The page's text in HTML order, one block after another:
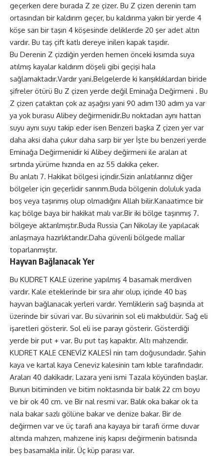
geçerken dere burada Z ze çizer. Bu Z çizen derenin tam
ortasından bir kaldırım geçer, bu kaldırıma yakın bir yerde 4
köşe sarı bir taşın 4 köşesinde deliklerde 20 şer adet altın
vardır. Bu taş çift katlı dereye inilen kapak taşıdır.
Bu Derenin Z çizdiğin yerden hemen önceki kısımda suya
atılmış kayalar kaldırım döşeli gibi geçişi hala
sağlamaktadır.Vardır yani.Belgelerde ki karışıklıklardan biride
şifreler ötürü Bu Z çizen yerde değil Eminağa Değirmeni . Bu
Z çizen çataktan çok az aşağısı yani 90 adım 130 adım ya var
ya yok burasu Alibey değirmenidir.Bu noktadan aynı hattan
suyu aynı suyu takip eder isen Benzeri başka Z çizen yer var
daha aksi daha çukur daha sarp bir yer İşte bu benzeri yerde
Eminağa Değirmenidir ki Alibey değirmeni ile araları at
sırtında yürüme hızında en az 55 dakika çeker.
Bu anlatı 7. Hakikat bölgesi içindir.Sizin anlatılarınız diğer
bölgeler için geçerlidir sanırım.Buda bölgenin doluluk yada
boş veya taşınmış olup olmadığını Allah bilir.Kanaatimce bir
kaç bölge baya bir hakikat malı var.Bir iki bölge taşınmış 7.
bölgeye aktarılmıştır.Buda Russia Çarı Nikolay ile yapılacak
anlaşmaya hazırlıktandır.Daha güvenli bölgede mallar
toparlanmıştır.
Hayvan Bağlanacak Yer
Bu KUDRET KALE üzerine yapılmış 4 basamak merdiven
vardır. Kale eteklerinde bir sıra ahır olup, içinde 40 baş
hayvan bağlanacak yerleri vardır. Yemliklerin sağ başında at
üzerinde bir süvari var. Bu süvarinin sol eli makbuldür. Sağ eli
işaretleri gösterir. Sol eli ise parayı gösterir. Gösterdiği
yerde bir put + var. Bu put taş kapaktır. Altı mahzendir.
KUDRET KALE CENEVİZ KALESİ nin tam doğusundadır. Şahin
kaya ve kartal kaya Ceneviz kalesinin tam kıble tarafındadır.
Araları 40 dakikadır. Lazara yeni ismi Tazala köyünden başlar.
Bunun bitiminden ve bitim noktasında bir balık 22 cm boyu
ve bir ok 40 cm. ve Bir nal resmi var. Balık oka bakar ok ta
nala bakar sazlı gölüne bakar ve denize bakar. Bir de
değirmen var ve üç tarafı ana kayaya bir tarafı örme duvar
altında mahzen, mahzene iniş kapısı değirmenin batısında
beş basamakla inilir. Üç küp parası var.